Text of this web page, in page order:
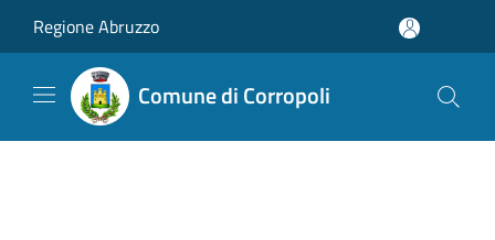
Regione Abruzzo
Comune di Corropoli